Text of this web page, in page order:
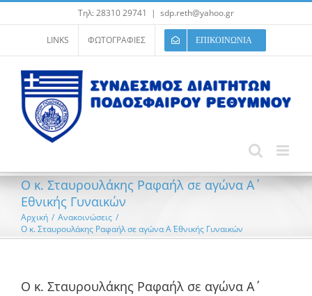
στο
περιεχόμενο
Τηλ: 28310 29741 | sdp.reth@yahoo.gr
LINKS ΦΩΤΟΓΡΑΦΙΕΣ ΕΠΙΚΟΙΝΩΝΙΑ
Ο κ. Σταυρουλάκης Ραφαήλ σε αγώνα A΄
Εθνικής Γυναικών
Αρχική / Ανακοινώσεις /
Ο κ. Σταυρουλάκης Ραφαήλ σε αγώνα A΄ Εθνικής Γυναικών
Ο κ. Σταυρουλάκης Ραφαήλ σε αγώνα A΄